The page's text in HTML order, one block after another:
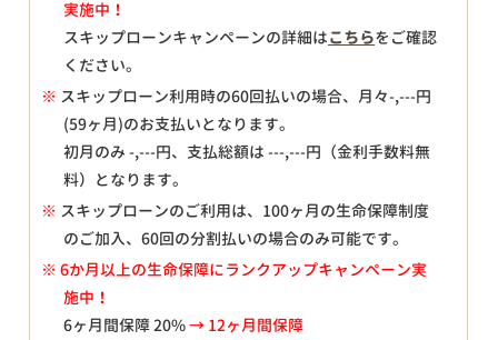
実施中！
スキップローンキャンペーンの詳細はこちらをご確認
ください。
※ スキップローン利用時の60回払いの場合、月々-,---円
(59ヶ月)のお支払いとなります。
初月のみ-,---円、支払総額は---,---円（金利手数料無
料）となります。
※ スキップローンのご利用は、100ヶ月の生命保障制度
のご加入、60回の分割払いの場合のみ可能です。
※ 6か月以上の生命保障にランクアップキャンペーン実
施中！
6ヶ月間保障 20%→ 12ヶ月間保障